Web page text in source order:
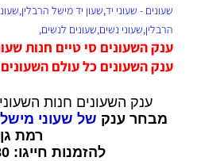
הרבלין,שעוני נשים,שעונים לנשים,
ענק השעונים סי טיים חנות
ענק השעונים כל עולם
ענק השעונים חנות
מבחר ענק של שעוני מישל
רמת
להזמנות חייגו: 03-6727080